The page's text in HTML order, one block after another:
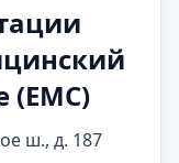
(ЕМС)
ш., д. 187